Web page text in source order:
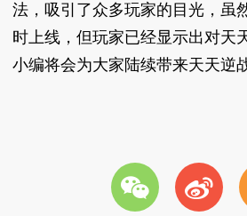
法，吸引了众多玩家的目光，虽
时上线，但玩家已经显示出对天
小编将会为大家陆续带来天天逆
w t